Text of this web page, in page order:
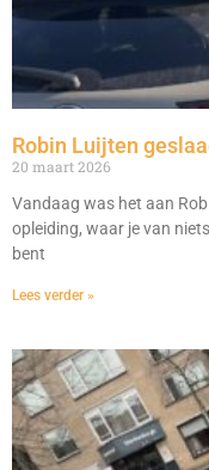
Robin Luijten
20 maart 2026
Vandaag was het aan
opleiding, waar je van
bent
Lees verder »